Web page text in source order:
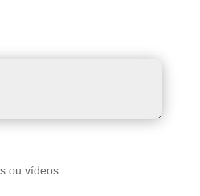
ou vídeos